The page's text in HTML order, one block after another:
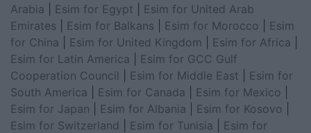
Arabia
Esim for Egypt
Esim for United Arab
Emirates
Esim for Balkans Esim for Morocco
Esim
for China
Esim for United Kingdom Esim for Africa
Esim for Latin America
Esim for GCC Gulf
Cooperation Council
Esim for Middle East
Esim for
South America
Esim for Canada Esim for Mexico
Esim for Japan
Esim for Albania Esim for Kosovo
Esim for Switzerland
Esim for Tunisia
Esim for